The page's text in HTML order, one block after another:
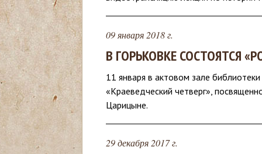
ь
09 января 2018 г.
В ГОРЬКОВКЕ СОСТОЯТСЯ
11 января в актовом зале
«Краеведческий четверг»,
Царицыне.
29 декабря 2017 г.